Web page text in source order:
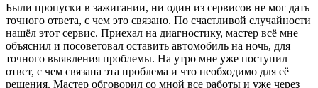
Были пропуски в зажигании, ни один из сервисов не мог дать
точного ответа, с чем это связано. По счастливой случайности
нашёл этот сервис. Приехал на диагностику, мастер всё мне
объяснил и посоветовал оставить автомобиль на ночь, для
точного выявления проблемы. На утро мне уже поступил
ответ, с чем связана эта проблема и что необходимо для её
решения. Мастер обговорил со мной все работы и уже через